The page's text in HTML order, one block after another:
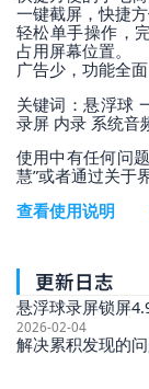
一键截屏，快捷方
轻松单手操作，
占用屏幕位置。
广告少，功能全面
关键词：悬浮球
录屏 内录 系统音
使用中有任何问
慧”或者通过关于
查看使用说明
更新日志
悬浮球录屏锁屏
2026-02-04
解决累积发现的问